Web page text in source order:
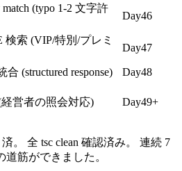
match (typo 1-2 文字許
Day46
検索 (VIP/特別/プレミ
Day47
合 (structured response)
Day48
経営者の照会対応) Day49+
。 全 tsc clean 確認済み。 連続 7
道筋ができました。